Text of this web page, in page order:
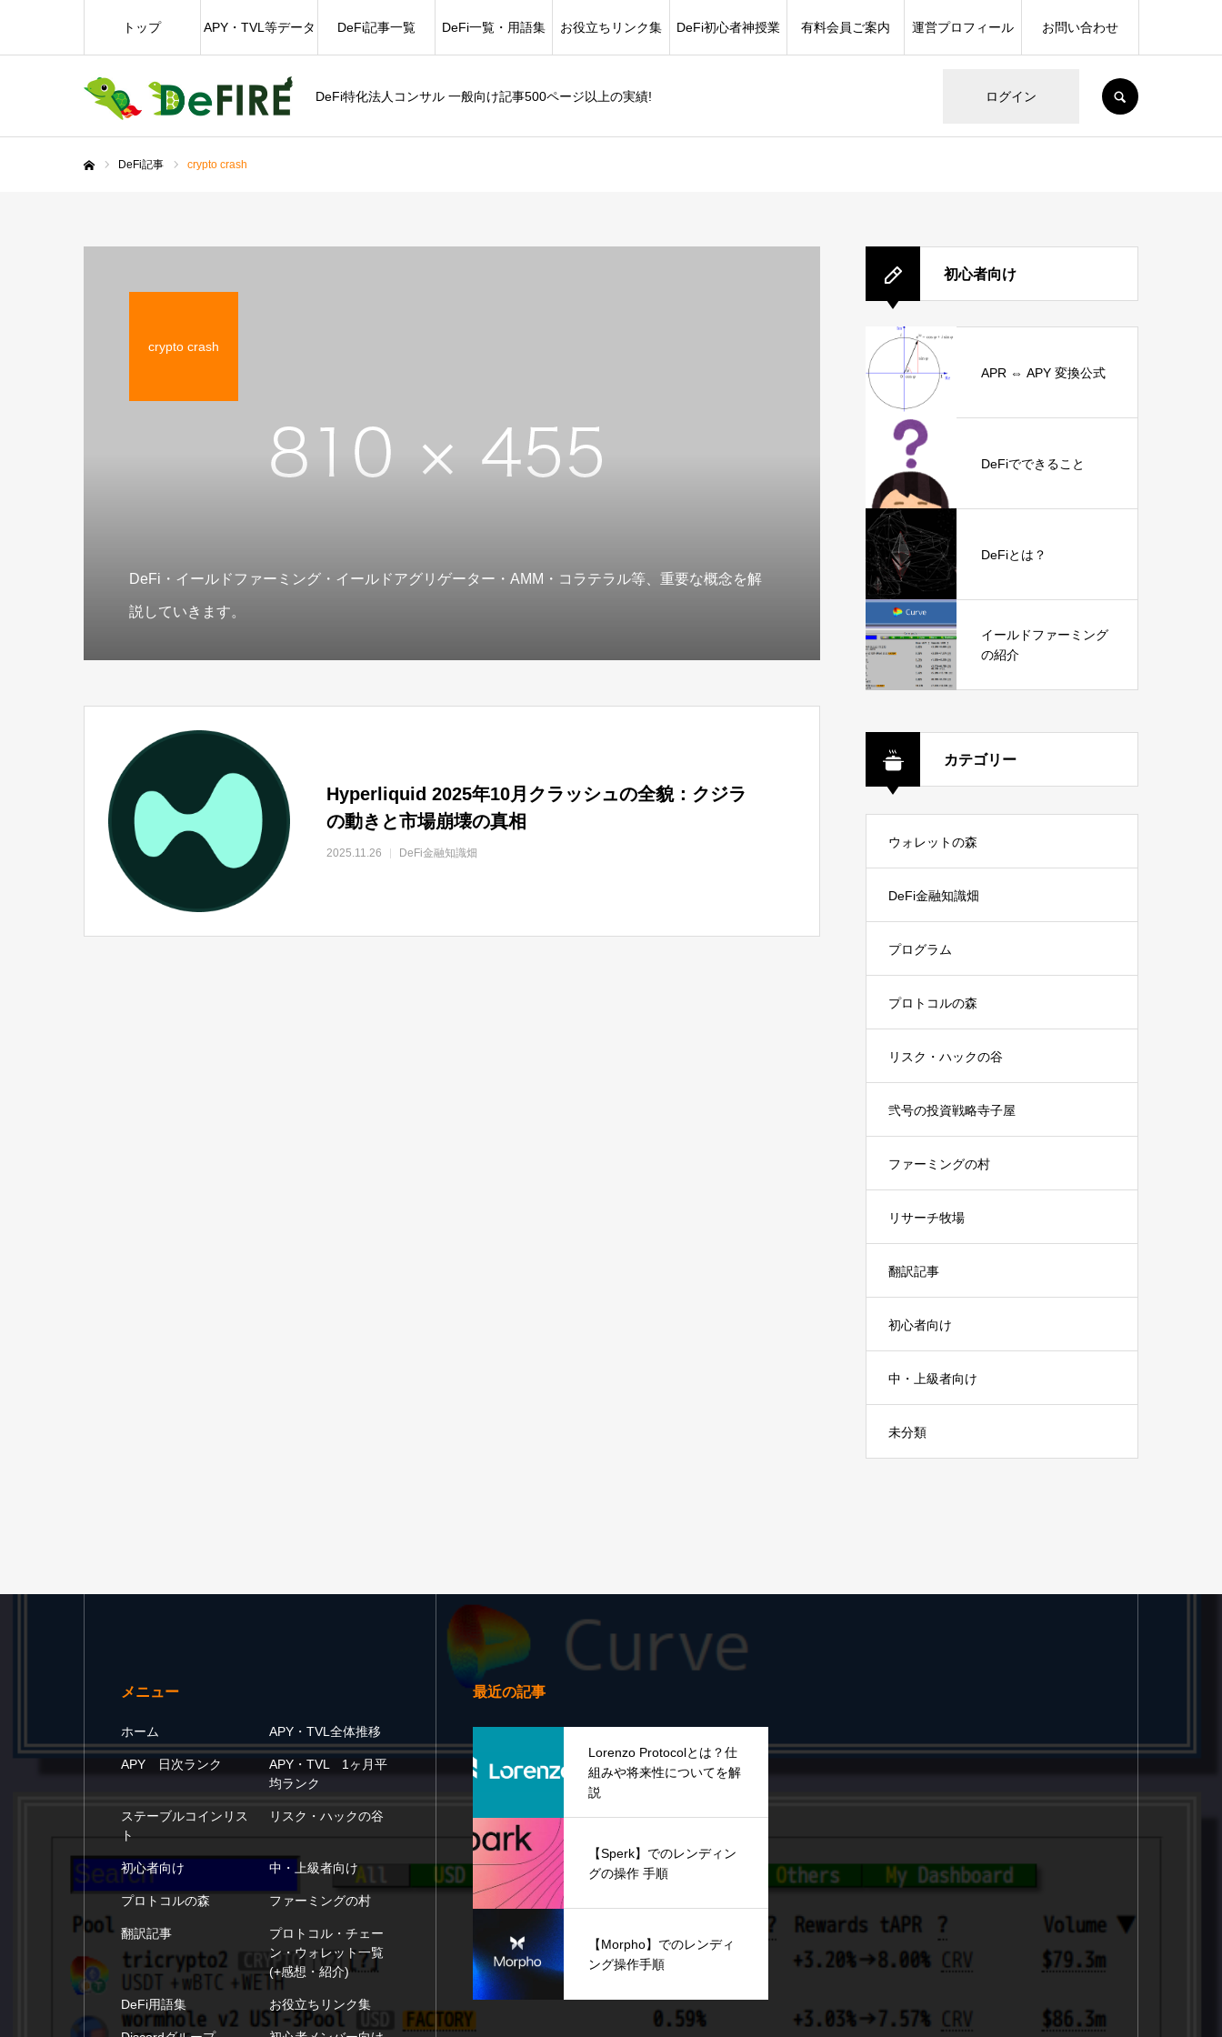
DeFi特化法人コンサル 一般向け記事500ページ以上の実績! ログイン
トップ APY・TVL等データ DeFi記事一覧 DeFi一覧・用語集 お役立ちリンク集 DeFi初心者神授業 有料会員ご案内 運営プロフィール お問い合わせ
DeFi記事 crypto crash
crypto crash
DeFi・イールドファーミング・イールドアグリゲーター・AMM・コラテラル等、重要な概念を解
説していきます。
Hyperliquid 2025年10月クラッシュの全貌：クジラ
の動きと市場崩壊の真相
2025.11.26 DeFi金融知識畑
初心者向け
APR ⇔ APY 変換公式
DeFiでできること
DeFiとは？
イールドファーミング
の紹介
カテゴリー
ウォレットの森
DeFi金融知識畑
プログラム
プロトコルの森
リスク・ハックの谷
弐号の投資戦略寺子屋
ファーミングの村
リサーチ牧場
翻訳記事
初心者向け
中・上級者向け
未分類
メニュー
ホーム APY・TVL全体推移
APY 日次ランク
APY・TVL 1ヶ月平
均ランク
ステーブルコインリス
ト
リスク・ハックの谷
初心者向け 中・上級者向け
プロトコルの森 ファーミングの村
翻訳記事
プロトコル・チェー
ン・ウォレット一覧
(+感想・紹介)
DeFi用語集 お役立ちリンク集
最近の記事
Lorenzo Protocolとは？仕
組みや将来性についてを解
説
【Sperk】でのレンディン
グの操作 手順
【Morpho】でのレンディ
ング操作手順